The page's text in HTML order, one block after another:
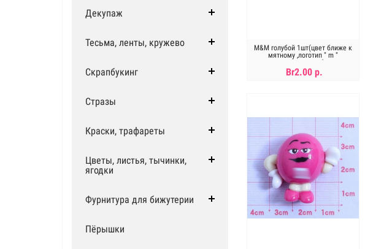
Декупаж
Тесьма, ленты, кружево
Скрапбукинг
Стразы
Краски, трафареты
Цветы, листья, тычинки,
ягодки
Фурнитура для бижутерии
Пёрышки
M&M голубой 1шт(цвет ближе к
мятному ,логотип " m "
присутствует)
Br2.00 р.